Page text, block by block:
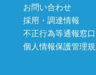
お問い合わせ
採用・調達情報
不正行為等通報窓口
個人情報保護管理規